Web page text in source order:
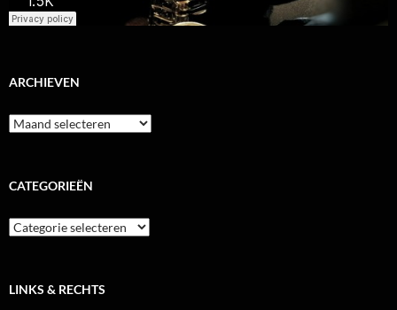
ARCHIEVEN
Archieven
CATEGORIEËN
Categorieën
LINKS & RECHTS